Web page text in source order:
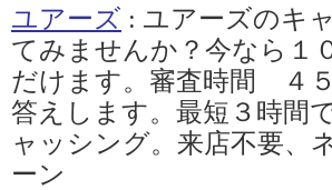
ユアーズ : ユアーズのキ
てみませんか？今なら１
だけます。審査時間 ４
答えします。最短３時間
ャッシング。来店不要、
ーン